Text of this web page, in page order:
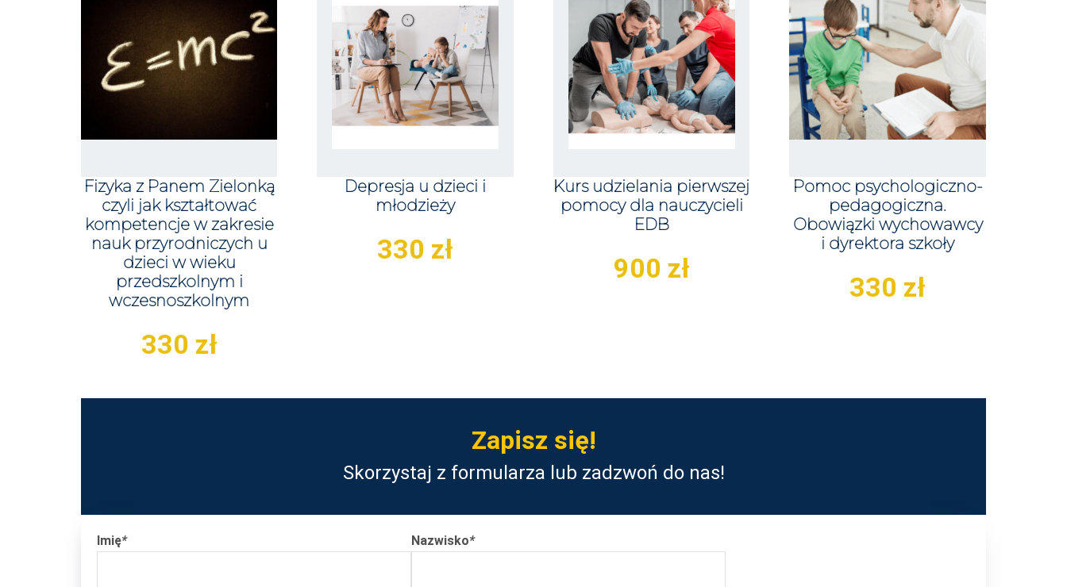
Fizyka z Panem Zielonką
czyli jak kształtować
kompetencje w zakresie
nauk przyrodniczych u
dzieci w wieku
przedszkolnym i
wczesnoszkolnym
330 zł
Depresja u dzieci i
młodzieży
330 zł
Kurs udzielania pierwszej
pomocy dla nauczycieli
EDB
900 zł
Pomoc psychologiczno-
pedagogiczna.
Obowiązki wychowawcy
i dyrektora szkoły
330 zł
Zapisz się!
Skorzystaj z formularza lub zadzwoń do nas!
Imię* Nazwisko*